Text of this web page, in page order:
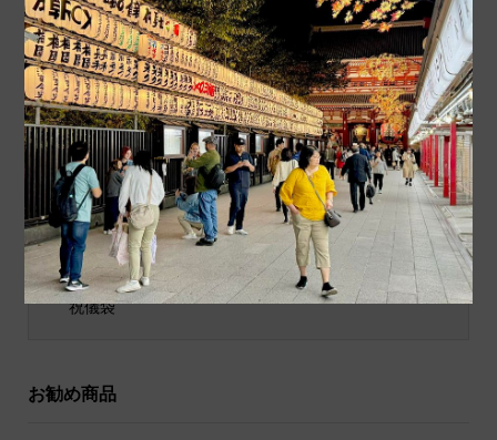
商品カテゴリ
商品ジャンル
ポチ袋
和小物
祝儀袋
お勧め商品